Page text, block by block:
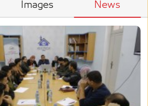
News
Images